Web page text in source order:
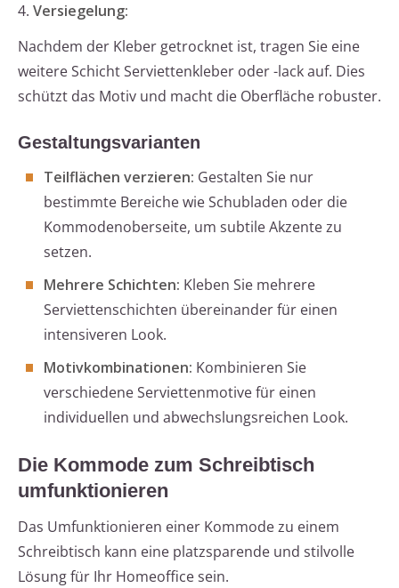
4. Versiegelung:
Nachdem der Kleber getrocknet ist, tragen Sie eine
weitere Schicht Serviettenkleber oder -lack auf. Dies
schützt das Motiv und macht die Oberfläche robuster.
Gestaltungsvarianten
Teilflächen verzieren: Gestalten Sie nur
bestimmte Bereiche wie Schubladen oder die
Kommodenoberseite, um subtile Akzente zu
setzen.
Mehrere Schichten: Kleben Sie mehrere
Serviettenschichten übereinander für einen
intensiveren Look.
Motivkombinationen: Kombinieren Sie
verschiedene Serviettenmotive für einen
individuellen und abwechslungsreichen Look.
Die Kommode zum Schreibtisch
umfunktionieren
Das Umfunktionieren einer Kommode zu einem
Schreibtisch kann eine platzsparende und stilvolle
Lösung für Ihr Homeoffice sein.